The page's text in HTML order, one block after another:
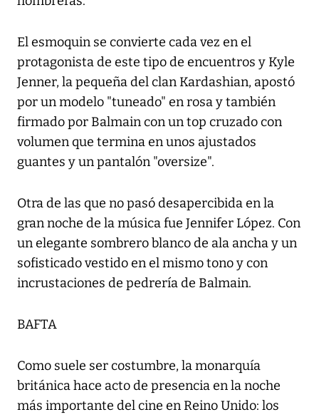
El esmoquin se convierte cada vez en el
protagonista de este tipo de encuentros y Kyle
Jenner, la pequeña del clan Kardashian, apostó
por un modelo "tuneado" en rosa y también
firmado por Balmain con un top cruzado con
volumen que termina en unos ajustados
guantes y un pantalón "oversize".
Otra de las que no pasó desapercibida en la
gran noche de la música fue Jennifer López. Con
un elegante sombrero blanco de ala ancha y un
sofisticado vestido en el mismo tono y con
incrustaciones de pedrería de Balmain.
BAFTA
Como suele ser costumbre, la monarquía
británica hace acto de presencia en la noche
más importante del cine en Reino Unido: los